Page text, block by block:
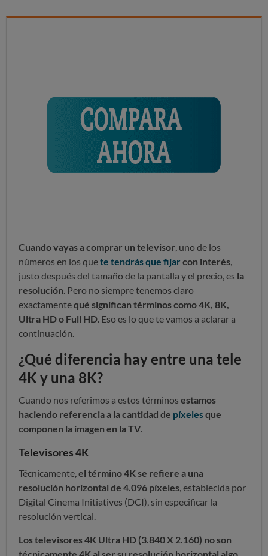
Cuando vayas a comprar un televisor , uno de los
números en los quete tendrás que fijar con interés
justo después del tamaño de la pantalla y el precio, es la
resolución . Pero no siempre tenemos claro
exactamentequé significan términos como 4K, 8K,
Ultra HD o Full HD . Eso es lo que te vamos a aclarar a
continuación.
¿Qué diferencia hay entre una tele
4K y una 8K?
Cuando nos referimos a estos términos estamos
haciendo referencia a la cantidad de píxelesque
componen la imagen en la TV
Televisores 4K
Técnicamente, el término 4K se refiere a una
resolución horizontal de 4.096 píxeles , establecida por
Digital Cinema Initiatives (DCI), sin especificar la
resolución vertical.
Los televisores 4K Ultra HD (3.840 X 2.160) no son
técnicamente 4K al ser su resolución horizontal algo